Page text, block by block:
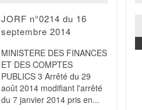
JORF n°0214 du 16
septembre 2014
MINISTERE DES FINANCES
ET DES COMPTES
PUBLICS 3 Arrêté du 29
août 2014 modifiant l'arrêté
du 7 janvier 2014 pris en...